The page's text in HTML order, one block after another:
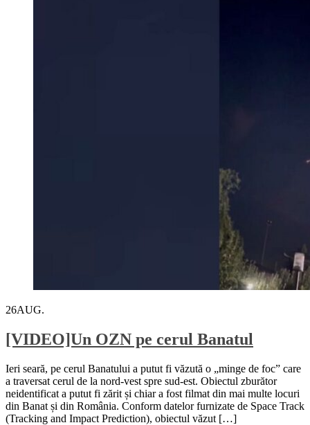
26AUG.
[VIDEO]Un OZN pe cerul Banatul
Ieri seară, pe cerul Banatului a putut fi văzută o „minge de foc” care
a traversat cerul de la nord-vest spre sud-est. Obiectul zburător
neidentificat a putut fi zărit și chiar a fost filmat din mai multe locuri
din Banat și din România. Conform datelor furnizate de Space Track
(Tracking and Impact Prediction), obiectul văzut […]